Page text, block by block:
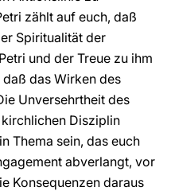
zählt auf euch, daß
Spiritualität der
und der Treue zu ihm
das Wirken des
Unversehrtheit des
Disziplin
Thema sein, das euch
abverlangt, vor
Konsequenzen daraus